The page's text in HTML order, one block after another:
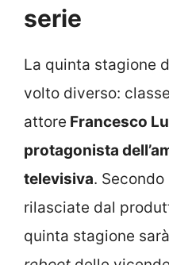
serie
La quinta stagione
volto diverso:
attore Francesco
protagonista
televisiva.
rilasciate dal
quinta stagione